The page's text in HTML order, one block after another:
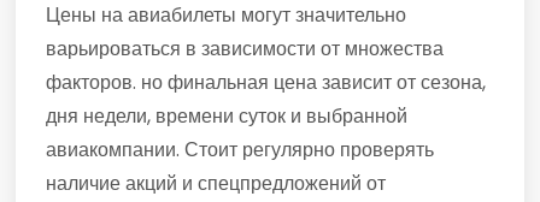
Цены на авиабилеты могут значительно
варьироваться в зависимости от множества
факторов. но финальная цена зависит от сезона,
дня недели, времени суток и выбранной
авиакомпании. Стоит регулярно проверять
наличие акций и спецпредложений от